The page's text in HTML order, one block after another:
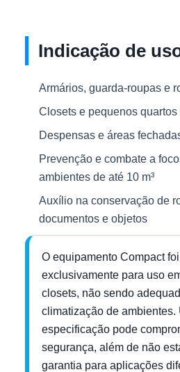
Indicação de
Armários, guarda-roupas e
Closets e pequenos
Despensas e áreas
Prevenção e combate a
ambientes de até 10 m³
Auxílio na conservação de
documentos e objetos
O equipamento Compact
exclusivamente para uso
closets, não sendo
climatização de ambientes.
especificação pode
segurança, além de não
garantia para aplicações